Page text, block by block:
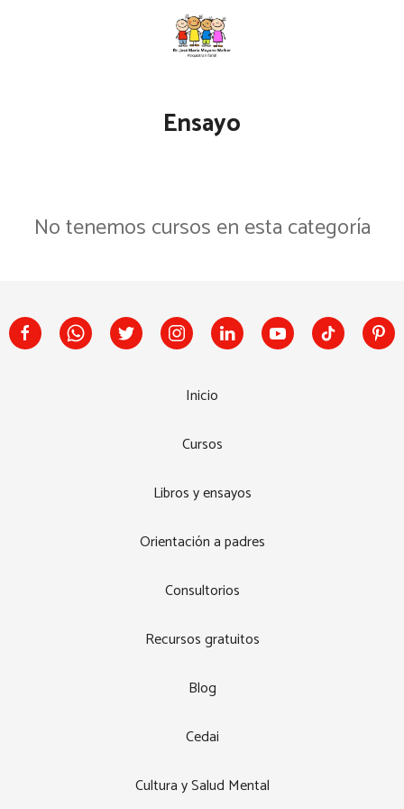
Ensayo
No tenemos cursos en esta categoría
Inicio
Cursos
Libros y ensayos
Orientación a padres
Consultorios
Recursos gratuitos
Blog
Cedai
Cultura y Salud Mental